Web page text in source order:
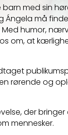
med sin
må
Med humor,
om, at
rørende og
der
mennesker.